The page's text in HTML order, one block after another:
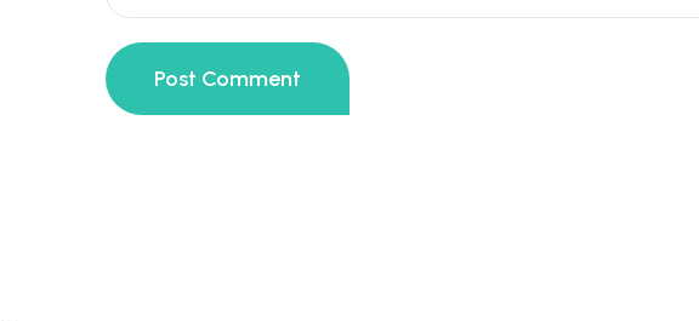
Post Comment